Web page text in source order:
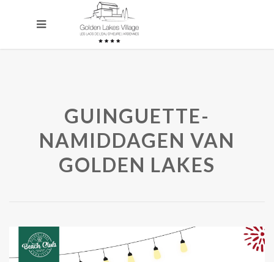
GUINGUETTE-
NAMIDDAGEN VAN
GOLDEN LAKES